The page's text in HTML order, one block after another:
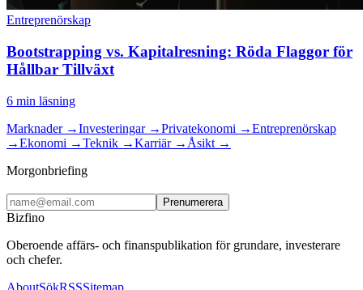
Entreprenörskap
Bootstrapping vs. Kapitalresning: Röda Flaggor för
Hållbar Tillväxt
6 min läsning
Marknader→Investeringar→Privatekonomi →Entreprenörskap
→Ekonomi →Teknik →Karriär→ Åsikt →
Morgonbriefing
Prenumerera
Bizfino
Oberoende affärs- och finanspublikation för grundare, investerare
och chefer.
AboutSökRSSSitemap